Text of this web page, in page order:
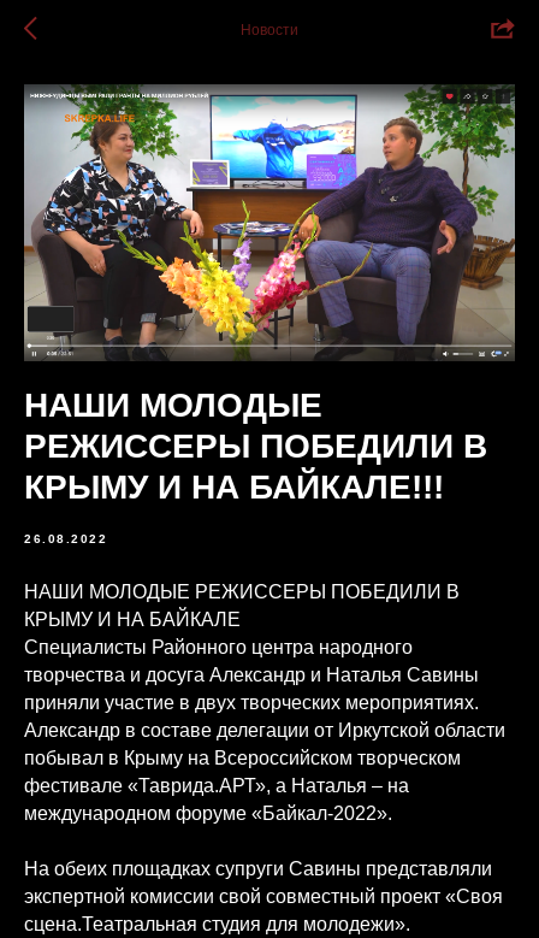
Новости
НАШИ МОЛОДЫЕ
РЕЖИССЕРЫ ПОБЕДИЛИ В
КРЫМУ И НА БАЙКАЛЕ!!!
26.08.2022
НАШИ МОЛОДЫЕ РЕЖИССЕРЫ ПОБЕДИЛИ В
КРЫМУ И НА БАЙКАЛЕ
Специалисты Районного центра народного
творчества и досуга Александр и Наталья Савины
приняли участие в двух творческих мероприятиях.
Александр в составе делегации от Иркутской области
побывал в Крыму на Всероссийском творческом
фестивале «Таврида.АРТ», а Наталья – на
международном форуме «Байкал-2022».
На обеих площадках супруги Савины представляли
экспертной комиссии свой совместный проект «Своя
сцена.Театральная студия для молодежи».